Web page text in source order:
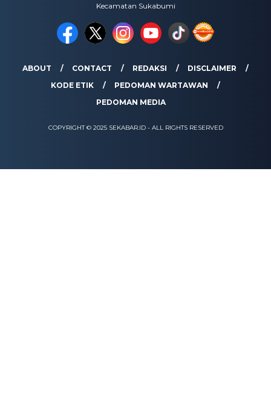
Kecamatan Sukabumi
ABOUT CONTACT REDAKSI
DISCLAIMER
KODE ETIK
PEDOMAN WARTAWAN
PEDOMAN MEDIA
COPYRIGHT © 2025 SEKABAR.ID - ALL RIGHTS RESERVED